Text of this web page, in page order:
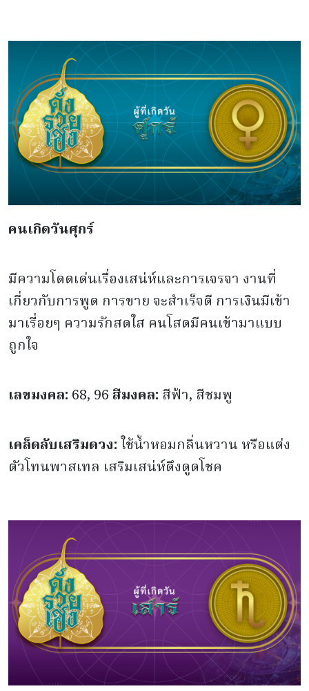
คนเกิดวันศุกร์
มีความโดดเด่นเรื่องเสน่ห์และการเจรจา งานที่
เกี่ยวกับการพูด การขาย จะสำเร็จดี การเงินมีเข้า
มาเรื่อยๆ ความรักสดใส คนโสดมีคนเข้ามาแบบ
ถูกใจ
เลขมงคล: 68, 96 สีมงคล: สีฟ้า, สีชมพู
เคล็ดลับเสริมดวง:ใช้น้ำหอมกลิ่นหวาน หรือแต่ง
ตัวโทนพาสเทล เสริมเสน่ห์ดึงดูดโชค